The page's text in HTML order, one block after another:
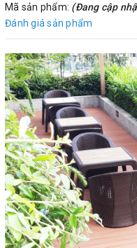
Mã sản phẩm: (Đang cập
Đánh giá sản phẩm